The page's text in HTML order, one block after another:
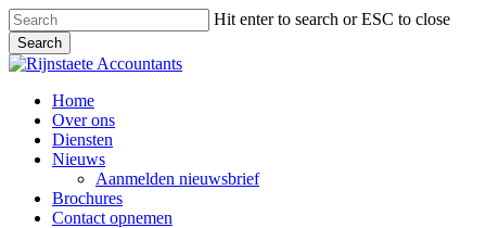
Skip
to
main
content
Hit enter to search or ESC to close
Search
Close
Menu
Home
Over ons
Diensten
Nieuws
Aanmelden nieuwsbrief
Brochures
Contact opnemen